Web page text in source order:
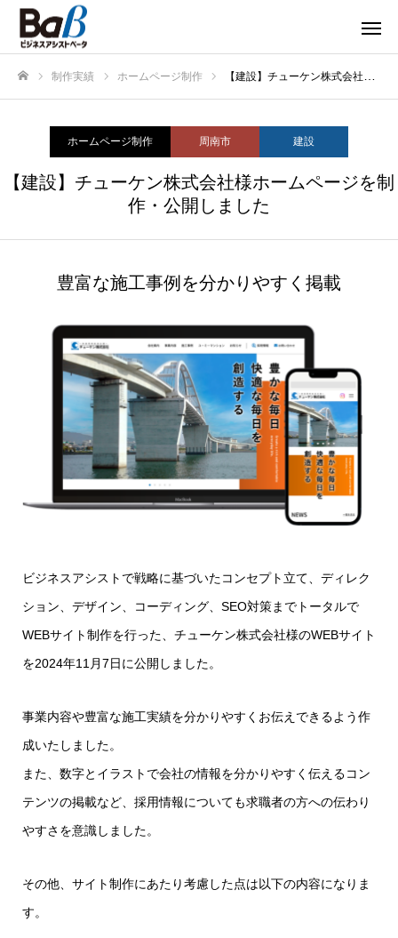
制作実績 ホームページ制作 【建設】チューケン株式会社様ホームページを制作・公開しました
ホームページ制作 周南市 建設
【建設】チューケン株式会社様ホームページを制
作・公開しました
豊富な施工事例を分かりやすく掲載
ビジネスアシストで戦略に基づいたコンセプト立て、ディレク
ション、デザイン、コーディング、SEO対策までトータルで
WEBサイト制作を行った、チューケン株式会社様のWEBサイト
を2024年11月7日に公開しました。
事業内容や豊富な施工実績を分かりやすくお伝えできるよう作
成いたしました。
また、数字とイラストで会社の情報を分かりやすく伝えるコン
テンツの掲載など、採用情報についても求職者の方への伝わり
やすさを意識しました。
その他、サイト制作にあたり考慮した点は以下の内容になりま
す。